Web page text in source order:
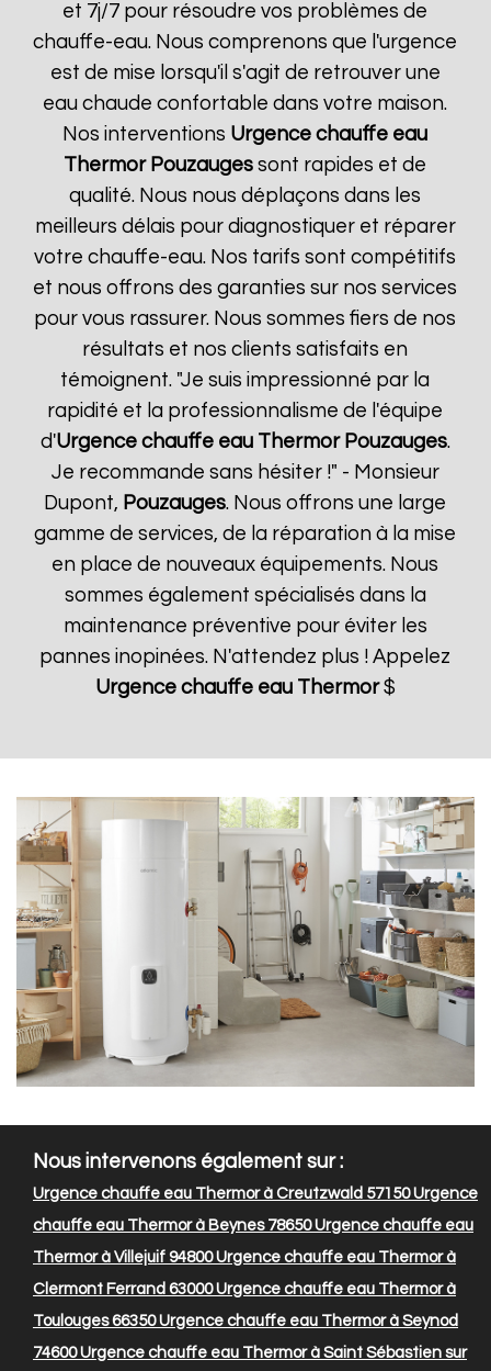
et 7j/7 pour résoudre vos problèmes de
chauffe-eau. Nous comprenons que l'urgence
est de mise lorsqu'il s'agit de retrouver une
eau chaude confortable dans votre maison.
Nos interventions Urgence chauffe eau
Thermor Pouzauges sont rapides et de
qualité. Nous nous déplaçons dans les
meilleurs délais pour diagnostiquer et réparer
votre chauffe-eau. Nos tarifs sont compétitifs
et nous offrons des garanties sur nos services
pour vous rassurer. Nous sommes fiers de nos
résultats et nos clients satisfaits en
témoignent. "Je suis impressionné par la
rapidité et la professionnalisme de l'équipe
d'Urgence chauffe eau Thermor Pouzauges.
Je recommande sans hésiter !" - Monsieur
Dupont, Pouzauges. Nous offrons une large
gamme de services, de la réparation à la mise
en place de nouveaux équipements. Nous
sommes également spécialisés dans la
maintenance préventive pour éviter les
pannes inopinées. N'attendez plus ! Appelez
Urgence chauffe eau Thermor$
Nous intervenons également sur :
Urgence chauffe eau Thermor à Creutzwald 57150Urgence
chauffe eau Thermor à Beynes 78650Urgence chauffe eau
Thermor à Villejuif 94800Urgence chauffe eau Thermor à
Clermont Ferrand 63000Urgence chauffe eau Thermor à
Toulouges 66350Urgence chauffe eau Thermor à Seynod
74600Urgence chauffe eau Thermor à Saint Sébastien sur